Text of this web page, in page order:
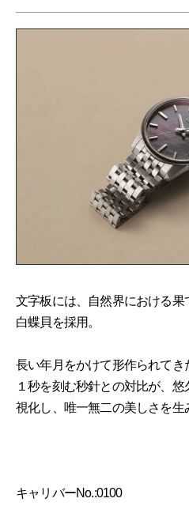
文字板には、自然界における
白蝶貝を採用。
長い年月をかけて形作られて
１秒を刻む秒針との対比が、
視化し、唯一無二の美しさを生
キャリバーNo.:0100